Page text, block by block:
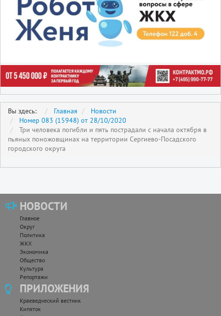
Вы здесь: Главная
Новости
Номер 083 (15948) от 28/10/2020
Три человека погибли и пять пострадали с начала октября в
пьяных поножовщинах на территории Сергиево-Посадского
городского округа
НОВОСТИ
Главное
Округ
Политика
ЖКХ
Экономика
Общество
Культура
Репортажи
ПРИЛОЖЕНИЯ
Краеведческий вестник
Кипяток